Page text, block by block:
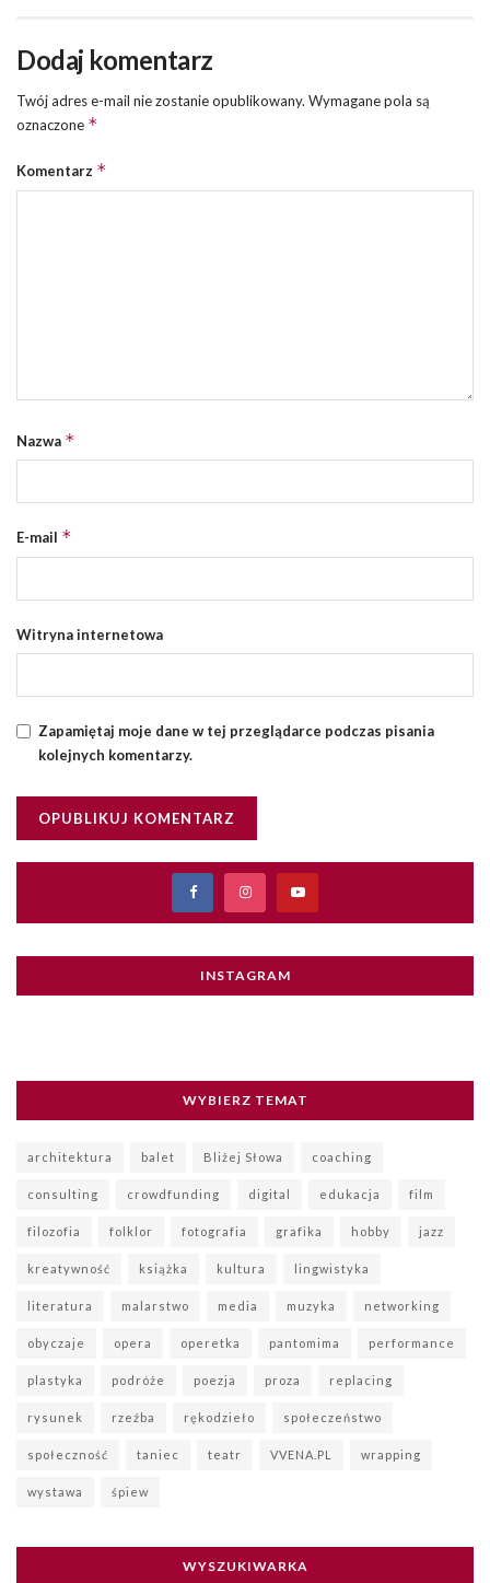
Dodaj komentarz
Twój adres e-mail nie zostanie opublikowany. Wymagane pola są
oznaczone *
Komentarz *
Nazwa *
E-mail *
Witryna internetowa
Zapamiętaj moje dane w tej przeglądarce podczas pisania
kolejnych komentarzy.
INSTAGRAM
WYBIERZ TEMAT
architektura balet Bliżej Słowa coaching
consulting crowdfunding digital edukacja film
filozofia folklor fotografia grafika hobby jazz
kreatywność książka kultura lingwistyka
literatura malarstwo media muzyka networking
obyczaje opera operetka pantomima performance
plastyka podróże poezja proza replacing
rysunek rzeźba rękodzieło społeczeństwo
społeczność taniec teatr VVENA.PL wrapping
wystawa śpiew
WYSZUKIWARKA